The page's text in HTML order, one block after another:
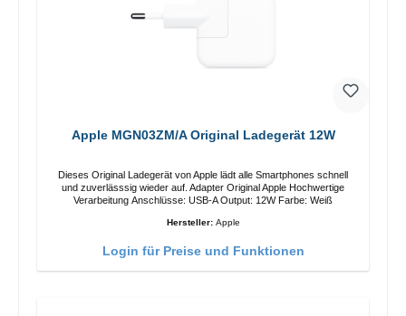
Apple MGN03ZM/A Original Ladegerät 12W
Dieses Original Ladegerät von Apple lädt alle Smartphones schnell
und zuverlässsig wieder auf. Adapter Original Apple Hochwertige
Verarbeitung Anschlüsse: USB-A Output: 12W Farbe: Weiß
Hersteller: Apple
Login für Preise und Funktionen